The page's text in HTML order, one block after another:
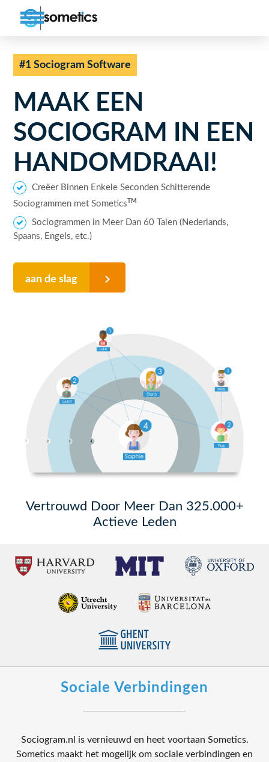
#1 Sociogram Software
MAAK EEN
SOCIOGRAM
IN EEN
HANDOMDRAAI!
Creëer Binnen Enkele Seconden Schitterende
Sociogrammen met Sometics TM
Sociogrammen in Meer Dan 60 Talen (Nederlands,
Spaans, Engels, etc.)
aan de slag
Vertrouwd Door Meer Dan 325.000+
Actieve Leden
Sociale Verbindingen
Sociogram.nl is vernieuwd en heet voortaan Sometics.
Sometics maakt het mogelijk om sociale verbindingen en